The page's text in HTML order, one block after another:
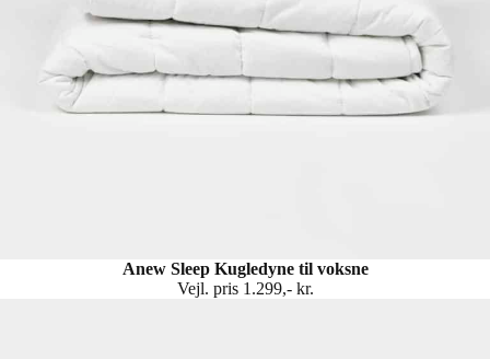
Anew Sleep Kugledyne til voksne
Vejl. pris 1.299,- kr.